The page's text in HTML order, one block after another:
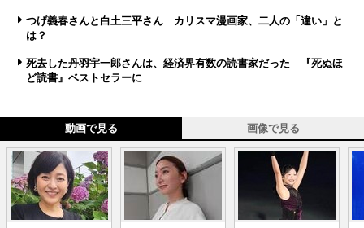
つげ義春さんと白土三平さん カリスマ漫画家、二人の「違い」と
は？
死去した丹羽宇一郎さんは、経済界有数の読書家だった 『死ぬほ
ど読書』ベストセラーに
動画で見る 画像で見る